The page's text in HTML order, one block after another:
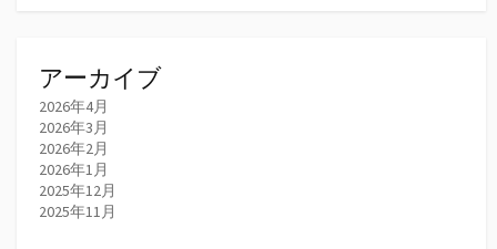
アーカイブ
2026年4月
2026年3月
2026年2月
2026年1月
2025年12月
2025年11月